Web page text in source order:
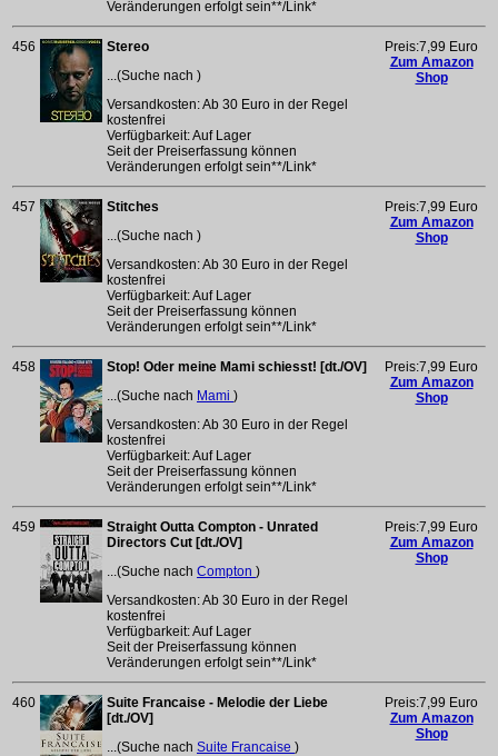
Veränderungen erfolgt sein**/Link*
456
Stereo
...(Suche nach )
Versandkosten: Ab 30 Euro in der Regel
kostenfrei
Verfügbarkeit: Auf Lager
Seit der Preiserfassung können
Veränderungen erfolgt sein**/Link*
Preis:7,99 Euro
Zum Amazon
Shop
457
Stitches
...(Suche nach )
Versandkosten: Ab 30 Euro in der Regel
kostenfrei
Verfügbarkeit: Auf Lager
Seit der Preiserfassung können
Veränderungen erfolgt sein**/Link*
Preis:7,99 Euro
Zum Amazon
Shop
458
Stop! Oder meine Mami schiesst! [dt./OV]
...(Suche nach Mami )
Versandkosten: Ab 30 Euro in der Regel
kostenfrei
Verfügbarkeit: Auf Lager
Seit der Preiserfassung können
Veränderungen erfolgt sein**/Link*
Preis:7,99 Euro
Zum Amazon
Shop
459
Straight Outta Compton - Unrated
Directors Cut [dt./OV]
...(Suche nach Compton )
Versandkosten: Ab 30 Euro in der Regel
kostenfrei
Verfügbarkeit: Auf Lager
Seit der Preiserfassung können
Veränderungen erfolgt sein**/Link*
Preis:7,99 Euro
Zum Amazon
Shop
460
Suite Francaise - Melodie der Liebe
[dt./OV]
...(Suche nach Suite Francaise )
Preis:7,99 Euro
Zum Amazon
Shop